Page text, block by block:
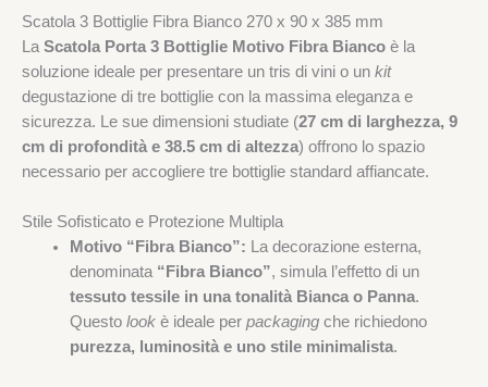
Scatola 3 Bottiglie Fibra Bianco 270 x 90 x 385 mm
La Scatola Porta 3 Bottiglie Motivo Fibra Bianco è la
soluzione ideale per presentare un tris di vini o un kit
degustazione di tre bottiglie con la massima eleganza e
sicurezza. Le sue dimensioni studiate (27 cm di larghezza, 9
cm di profondità e 38.5 cm di altezza) offrono lo spazio
necessario per accogliere tre bottiglie standard affiancate.
Stile Sofisticato e Protezione Multipla
Motivo “Fibra Bianco”: La decorazione esterna,
denominata “Fibra Bianco”, simula l’effetto di un
tessuto tessile in una tonalità Bianca o Panna.
Questo lookè ideale per packagingche richiedono
purezza, luminosità e uno stile minimalista.